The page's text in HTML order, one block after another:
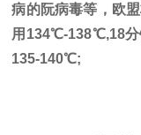
病的阮病毒等，欧
用134℃-138℃,18分
135-140℃;